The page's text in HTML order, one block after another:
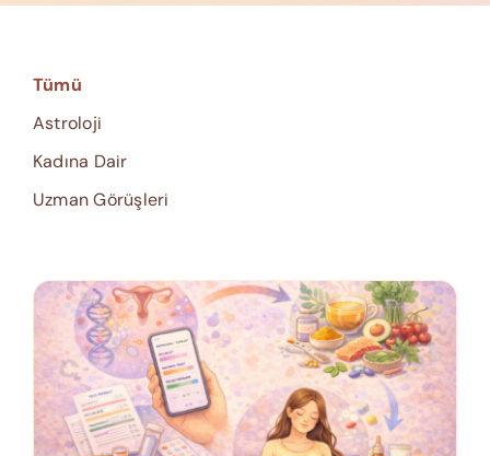
Tümü
Astroloji
Kadına Dair
Uzman Görüşleri